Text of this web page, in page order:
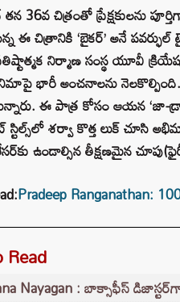
36వ చిత్రంతో ప్రేక్షకులను
ఈ చిత్రానికి ‘బైకర్’ అనే
నిర్మాణ సంస్థ యూవీ
భారీ అంచనాలను
ఈ పాత్ర కోసం ఆయన ‘జా-
శర్వా కొత్త లుక్ చూసి
ఉండాల్సిన తీక్షణమైన
Pradeep Ranganathan:
Nayagan : బాక్సాఫీస్